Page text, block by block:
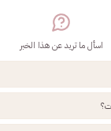
اسأل ما تريد عن هذا الخبر